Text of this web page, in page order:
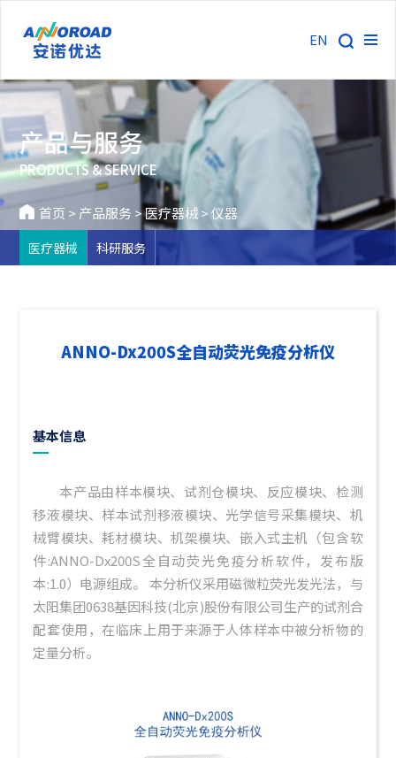
EN
产品与服务
PRODUCTS & SERVICE
首页 > 产品服务 >医疗器械>仪器
医疗器械 科研服务
ANNO-Dx200S全自动荧光免疫分析仪
基本信息
本产品由样本模块、试剂仓模块、反应模块、检测
移液模块、样本试剂移液模块、光学信号采集模块、机
械臂模块、耗材模块、机架模块、嵌入式主机（包含软
件:ANNO-Dx200S全自动荧光免疫分析软件，发布版
本:1.0）电源组成。 本分析仪采用磁微粒荧光发光法，与
太阳集团0638基因科技(北京)股份有限公司生产的试剂合
配套使用，在临床上用于来源于人体样本中被分析物的
定量分析。